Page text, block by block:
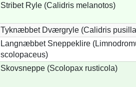
Stribet Ryle (Calidris melanotos)
Tyknæbbet Dværgryle (Calidris
Langnæbbet Sneppeklire
scolopaceus)
Skovsneppe (Scolopax rusticola)